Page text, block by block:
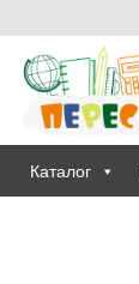
content
Каталог